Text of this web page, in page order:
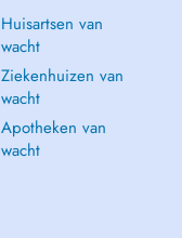
Huisartsen van
wacht
Ziekenhuizen van
wacht
Apotheken van
wacht